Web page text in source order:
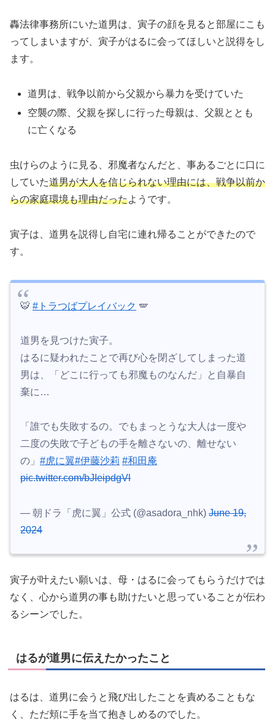
轟法律事務所にいた道男は、寅子の顔を見ると部屋にこも
ってしまいますが、寅子がはるに会ってほしいと説得をし
ます。
道男は、戦争以前から父親から暴力を受けていた
空襲の際、父親を探しに行った母親は、父親ととも
に亡くなる
虫けらのように見る、邪魔者なんだと、事あるごとに口に
していた道男が大人を信じられない理由には、戦争以前か
らの家庭環境も理由だったようです。
寅子は、道男を説得し自宅に連れ帰ることができたので
す。
🐯 #トラつばプレイバック 🪽
道男を見つけた寅子。
はるに疑われたことで再び心を閉ざしてしまった道
男は、「どこに行っても邪魔ものなんだ」と自暴自
棄に…
「誰でも失敗するの。でもまっとうな大人は一度や
二度の失敗で子どもの手を離さないの、離せない
の」 #虎に翼#伊藤沙莉 #和田庵
pic.twitter.com/bJIeipdgVl
— 朝ドラ「虎に翼」公式 (@asadora_nhk) June 19,
2024
寅子が叶えたい願いは、母・はるに会ってもらうだけでは
なく、心から道男の事も助けたいと思っていることが伝わ
るシーンでした。
はるが道男に伝えたかったこと
はるは、道男に会うと飛び出したことを責めることもな
く、ただ頬に手を当て抱きしめるのでした。